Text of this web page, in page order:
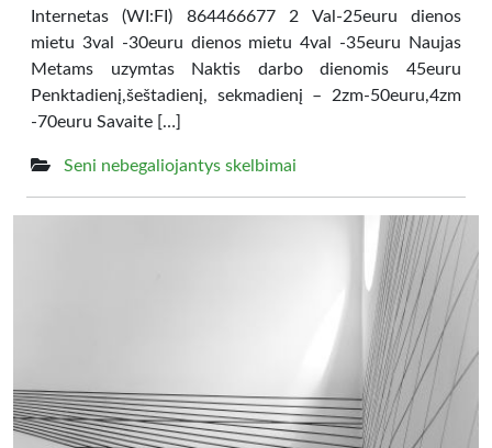
Internetas (WI:FI) 864466677 2 Val-25euru dienos
mietu 3val -30euru dienos mietu 4val -35euru Naujas
Metams uzymtas Naktis darbo dienomis 45euru
Penktadienį,šeštadienį, sekmadienį – 2zm-50euru,4zm
-70euru Savaite […]
Seni nebegaliojantys skelbimai